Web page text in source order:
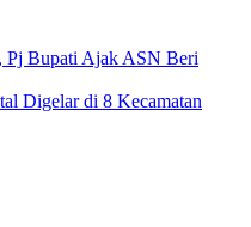
Pj Bupati Ajak ASN Beri
Digelar di 8 Kecamatan